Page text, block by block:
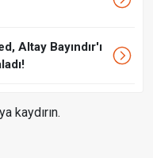
Altay Bayındır'ı
kaydırın.